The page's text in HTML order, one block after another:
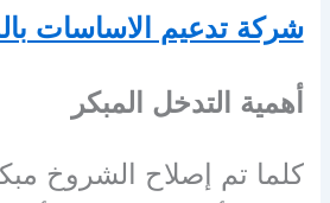
شركة تدعيم الاساسات
أهمية التدخل المبكر
كلما تم إصلاح الشروخ